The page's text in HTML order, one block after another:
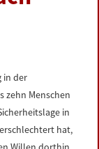
in der
zehn Menschen
in
hat,